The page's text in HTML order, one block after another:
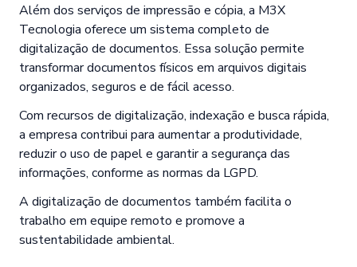
Além dos serviços de impressão e cópia, a M3X
Tecnologia oferece um sistema completo de
digitalização de documentos. Essa solução permite
transformar documentos físicos em arquivos digitais
organizados, seguros e de fácil acesso.
Com recursos de digitalização, indexação e busca rápida,
a empresa contribui para aumentar a produtividade,
reduzir o uso de papel e garantir a segurança das
informações, conforme as normas da LGPD.
A digitalização de documentos também facilita o
trabalho em equipe remoto e promove a
sustentabilidade ambiental.